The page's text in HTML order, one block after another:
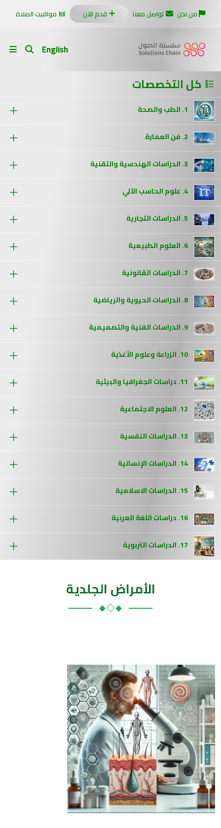
من نحن تواصل معنا قدم الآن مواقيت الصلاة
English
كل التخصصات
1. الطب والصحة
2. فن العمارة
3. الدراسات الهندسية والتقنية
4. علوم الحاسب الآلي
5. الدراسات التجارية
6. العلوم الطبيعية
7. الدراسات القانونية
8. الدراسات الحيوية والرياضية
9. الدراسات الفنية والتصميمية
10. الزراعة وعلوم الأغذية
11. دراسات الجغرافيا والبيئية
12. العلوم الاجتماعية
13. الدراسات النفسية
14. الدراسات الإنسانية
15. الدراسات الاسلامية
16. دراسات اللغة العربية
17. الدراسات التربوية
الأمراض الجلدية